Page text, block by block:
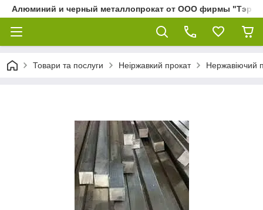
Алюминий и черный металлопрокат от ООО фирмы "Тэра"
Товари та послуги Неіржавкий прокат Нержавіючий